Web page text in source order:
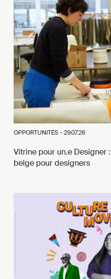
OPPORTUNITÉS -29.07.26
Vitrine pour un.e Designer
belge pour designers